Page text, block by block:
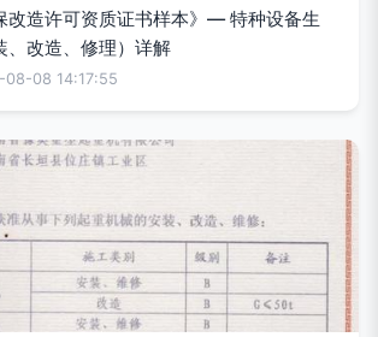
改造许可资质证书样本》— 特种设备生
、改造、修理）详解
08-08 14:17:55